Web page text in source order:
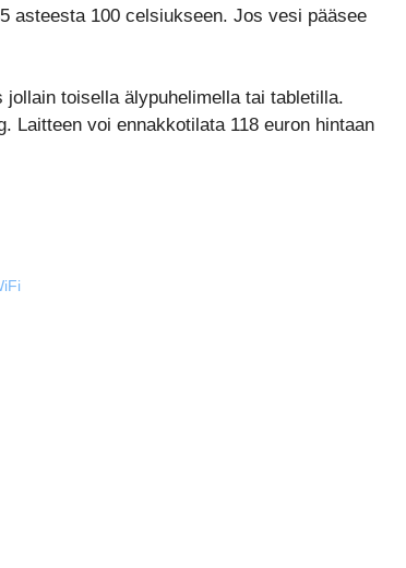
asteesta 100 celsiukseen. Jos vesi pääsee
toisella älypuhelimella tai tabletilla.
Laitteen voi ennakkotilata 118 euron hintaan